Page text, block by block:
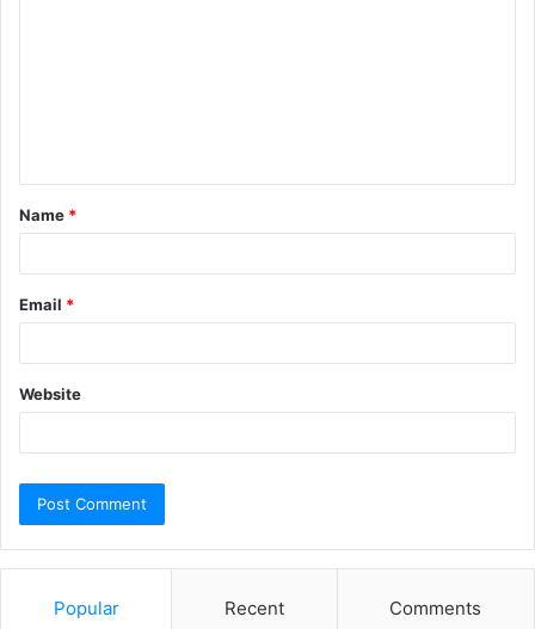
Name *
Email *
Website
Popular Recent Comments